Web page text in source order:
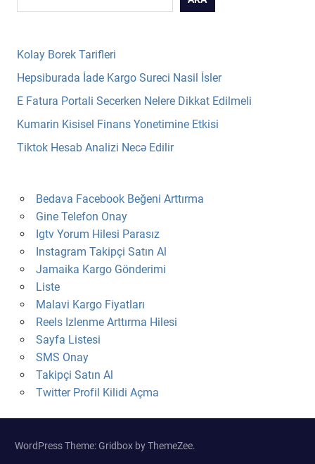
Kolay Borek Tarifleri
Hepsiburada İade Kargo Sureci Nasil İsler
E Fatura Portali Secerken Nelere Dikkat Edilmeli
Kumarin Kisisel Finans Yonetimine Etkisi
Tiktok Hesab Analizi Necə Edilir
Bedava Facebook Beğeni Arttırma
Gine Telefon Onay
Igtv Yorum Hilesi Parasız
Instagram Takipçi Satın Al
Jamaika Kargo Gönderimi
Liste
Malavi Kargo Fiyatları
Reels Izlenme Arttırma Hilesi
Sayfa Listesi
SMS Onay
Takipçi Satın Al
Twitter Profil Kilidi Açma
WordPress Theme: Gridbox by ThemeZee.